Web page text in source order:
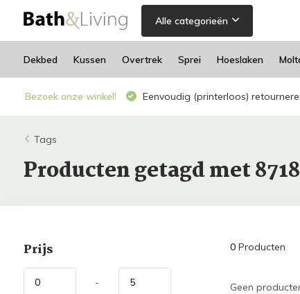
Alle categorieën
Dekbed Kussen Overtrek Sprei Hoeslaken
Bezoek onze winkel! Eenvoudig (printerloos)
Tags
Producten getagd met
Prijs
-
0Producten
Geen